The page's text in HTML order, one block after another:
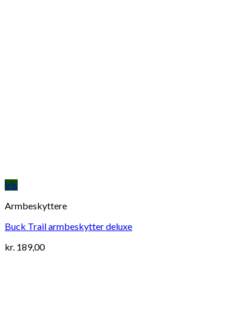
Vis
Armbeskyttere
Buck Trail armbeskytter deluxe
kr. 189,00